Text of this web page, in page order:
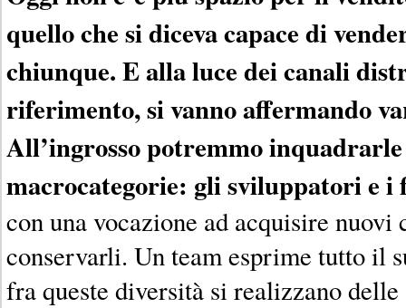
quello che si diceva capace di
chiunque. E alla luce dei canali
riferimento, si vanno affermando
All’ingrosso potremmo
macrocategorie: gli sviluppatori e
con una vocazione ad acquisire
conservarli. Un team esprime tutto il
fra queste diversità si realizzano